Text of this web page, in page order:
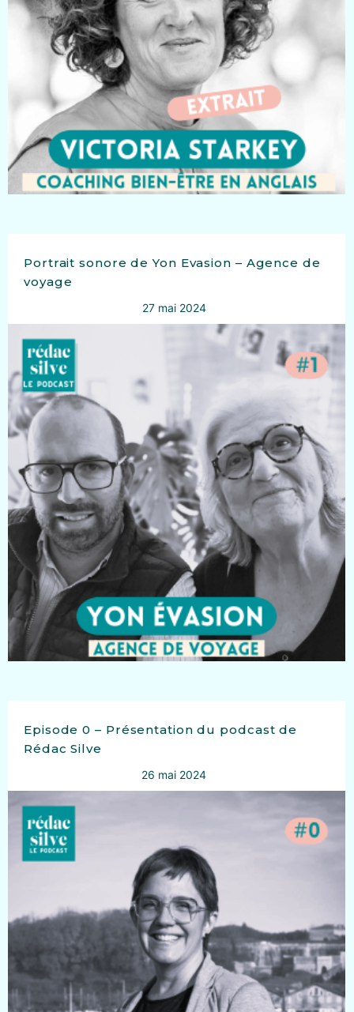
Portrait sonore de Yon Evasion – Agence de
voyage
27 mai 2024
Episode 0 – Présentation du podcast de
Rédac Silve
26 mai 2024